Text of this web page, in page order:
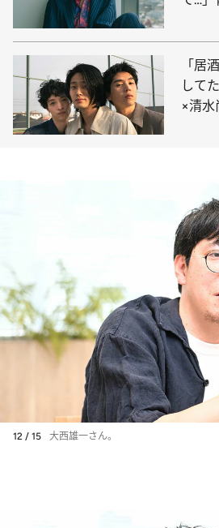
「居
して
×清水
12 / 15 大西雄一さん。